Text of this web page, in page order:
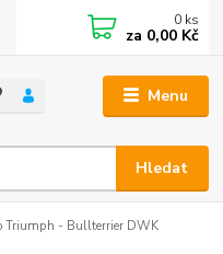
Menu
Hledat
0 ks
za 0,00 Kč
Triumph - Bullterrier DWK